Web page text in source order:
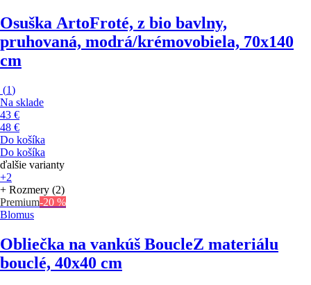
Osuška ArtoFroté, z bio bavlny,
pruhovaná, modrá/krémovobiela, 70x140
cm
(1)
Na sklade
43 €
48 €
Do košíka
Do košíka
ďalšie varianty
+2
+ Rozmery (2)
Premium-20 %
Blomus
Obliečka na vankúš BoucleZ materiálu
bouclé, 40x40 cm